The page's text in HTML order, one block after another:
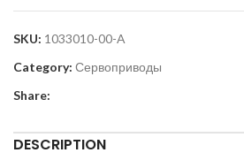
SKU: 1033010-00-A
Category: Сервоприводы
Share:
DESCRIPTION